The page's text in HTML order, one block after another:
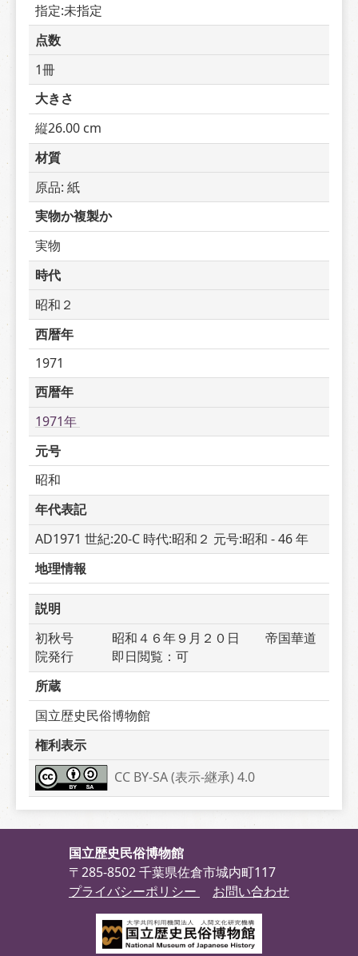
指定:未指定
点数
1冊
大きさ
縦26.00 cm
材質
原品: 紙
実物か複製か
実物
時代
昭和２
西暦年
1971
西暦年
1971年
元号
昭和
年代表記
AD1971 世紀:20-C 時代:昭和２ 元号:昭和 - 46 年
地理情報
説明
初秋号　　　昭和４６年９月２０日　　帝国華道
院発行　　　即日閲覧：可
所蔵
国立歴史民俗博物館
権利表示
CC BY-SA (表示-継承) 4.0
国立歴史民俗博物館
〒285-8502 千葉県佐倉市城内町117
プライバシーポリシー
お問い合わせ